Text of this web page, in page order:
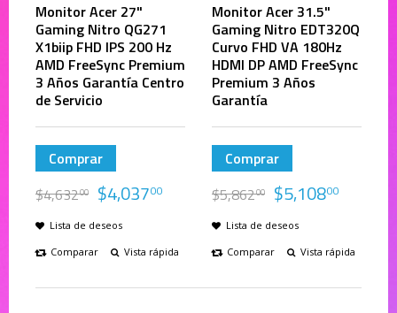
Monitor Acer 27"
Gaming Nitro QG271
X1biip FHD IPS 200 Hz
AMD FreeSync Premium
3 Años Garantía Centro
de Servicio
Comprar
$4,63200 $4,03700
Lista de deseos
Comparar
Vista rápida
Monitor Acer 31.5"
Gaming Nitro EDT320Q
Curvo FHD VA 180Hz
HDMI DP AMD FreeSync
Premium 3 Años
Garantía
Comprar
$5,86200 $5,10800
Lista de deseos
Comparar
Vista rápida